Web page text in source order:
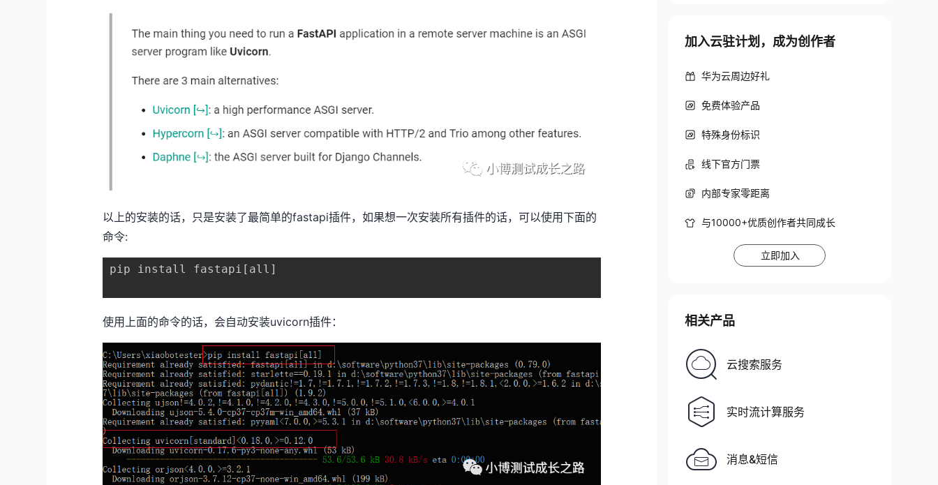
以上的安装的话，只是安装了最简单的fastapi插件，如果想一次安装所有插件的话，可以使用下面的
命令:
pip install fastapi[all]
使用上面的命令的话，会自动安装uvicorn插件：
加入云驻计划，成为创作者
华为云周边好礼
免费体验产品
特殊身份标识
线下官方门票
内部专家零距离
与10000+优质创作者共同成长
立即加入
相关产品
云搜索服务
实时流计算服务
消息&短信